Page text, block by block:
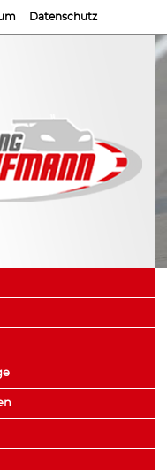
Datenschutz